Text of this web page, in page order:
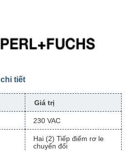
tiết
Giá trị
230 VAC
Hai (2) Tiếp điểm rơ le
chuyển đổi